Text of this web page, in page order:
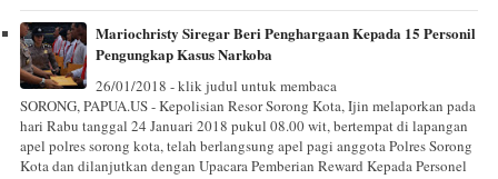
Mariochristy Siregar Beri Penghargaan Kepada 15 Personil
Pengungkap Kasus Narkoba
26/01/2018 - klik judul untuk membaca
SORONG, PAPUA.US - Kepolisian Resor Sorong Kota, Ijin melaporkan pada
hari Rabu tanggal 24 Januari 2018 pukul 08.00 wit, bertempat di lapangan
apel polres sorong kota, telah berlangsung apel pagi anggota Polres Sorong
Kota dan dilanjutkan dengan Upacara Pemberian Reward Kepada Personel